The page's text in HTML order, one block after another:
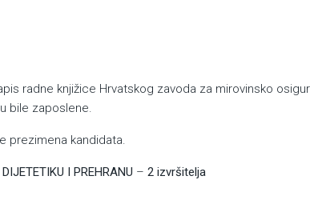
radne knjižice Hrvatskog zavoda za mirovinsko
bile zaposlene.
prezimena kandidata.
I PREHRANU – 2 izvršitelja